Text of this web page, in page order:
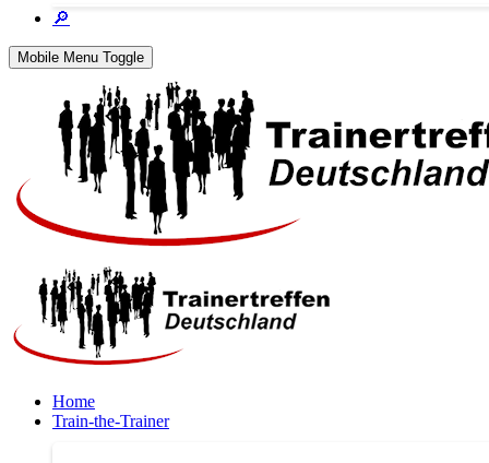
🔎
Mobile Menu Toggle
Home
Train-the-Trainer